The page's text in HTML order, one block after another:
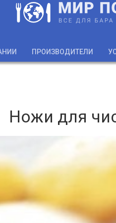
ПРОИЗВОДИТЕЛИ
Ножи для